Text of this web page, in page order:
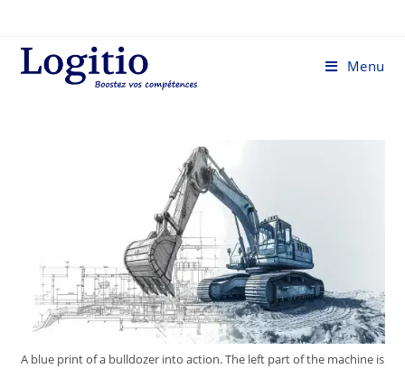
Menu
A blue print of a bulldozer into action. The left part of the machine is